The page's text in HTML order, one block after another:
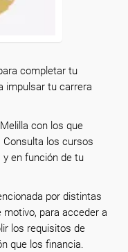
completar tu
impulsar tu carrera
con los que
los cursos
en función de tu
por distintas
para acceder a
los requisitos de
que los financia.